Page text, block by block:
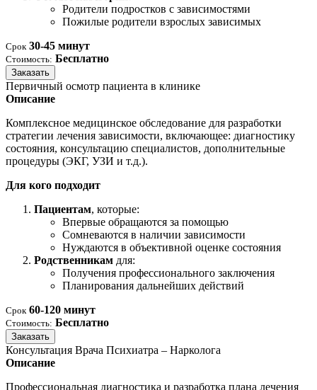
Родители подростков с зависимостями
Пожилые родители взрослых зависимых
Срок 30-45 минут
Стоимость: Бесплатно
Заказать
Первичный осмотр пациента в клинике
Описание
Комплексное медицинское обследование для разработки
стратегии лечения зависимости, включающее: диагностику
состояния, консультацию специалистов, дополнительные
процедуры (ЭКГ, УЗИ и т.д.).
Для кого подходит
Пациентам, которые:
Впервые обращаются за помощью
Сомневаются в наличии зависимости
Нуждаются в объективной оценке состояния
Родственникам для:
Получения профессионального заключения
Планирования дальнейших действий
Срок 60-120 минут
Стоимость: Бесплатно
Заказать
Консультация Врача Психиатра – Нарколога
Описание
Профессиональная диагностика и разработка плана лечения